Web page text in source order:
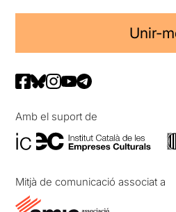
Unir-
Amb el suport de
Mitjà de comunicació associat a